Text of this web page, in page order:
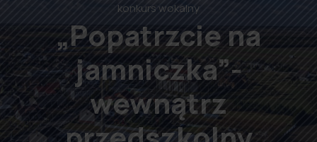
konkurs wokalny
„Popatrzcie na
jamniczka”-
wewnątrz